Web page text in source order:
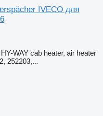
IVECO для
WAY cab heater, air heater
252203,...